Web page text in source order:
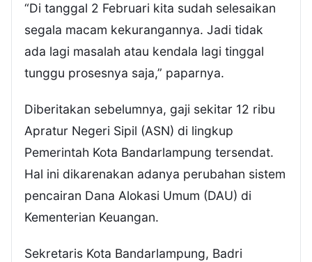
“Di tanggal 2 Februari kita sudah selesaikan
segala macam kekurangannya. Jadi tidak
ada lagi masalah atau kendala lagi tinggal
tunggu prosesnya saja,” paparnya.
Diberitakan sebelumnya, gaji sekitar 12 ribu
Apratur Negeri Sipil (ASN) di lingkup
Pemerintah Kota Bandarlampung tersendat.
Hal ini dikarenakan adanya perubahan sistem
pencairan Dana Alokasi Umum (DAU) di
Kementerian Keuangan.
Sekretaris Kota Bandarlampung, Badri